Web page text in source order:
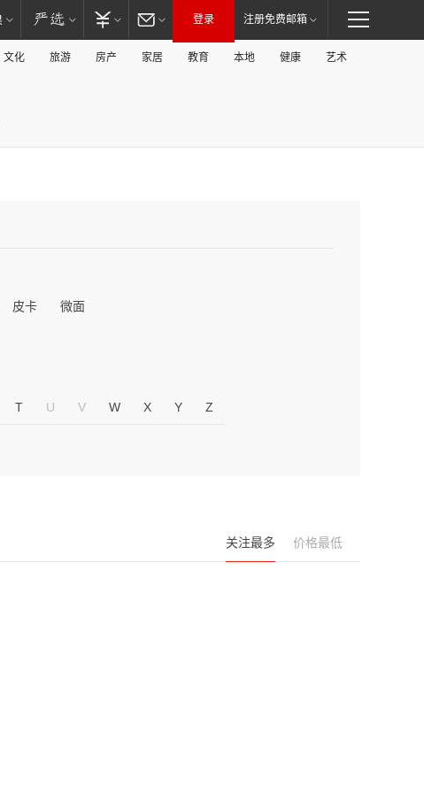
登录 注册免费邮箱
文化 旅游 房产 家居 教育 本地 健康 艺术
皮卡 微面
T U V W X Y Z
关注最多 价格最低